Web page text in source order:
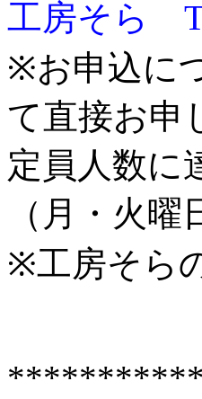
工房そら
※お申込に
て直接お申
定員人数に
（月・火
※工房そら